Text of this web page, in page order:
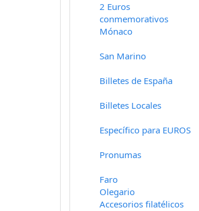
2 Euros
conmemorativos
Mónaco
San Marino
Billetes de España
Billetes Locales
Específico para EUROS
Pronumas
Faro
Olegario
Accesorios filatélicos